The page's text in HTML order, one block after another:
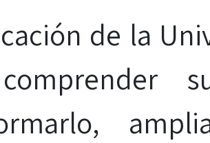
de la